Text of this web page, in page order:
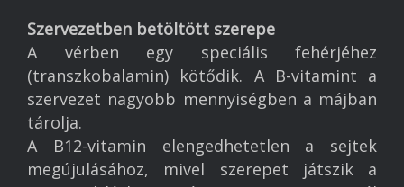
Szervezetben betöltött szerepe
A vérben egy speciális fehérjéhez
(transzkobalamin) kötődik. A B-vitamint a
szervezet nagyobb mennyiségben a májban
tárolja.
A B12-vitamin elengedhetetlen a sejtek
megújulásához, mivel szerepet játszik a